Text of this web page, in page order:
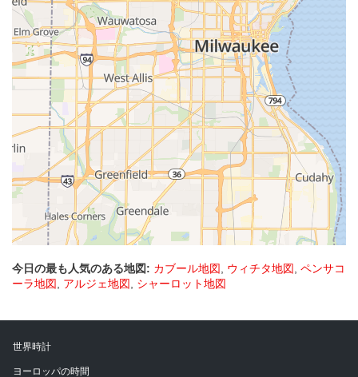
今日の最も人気のある地図: カブール地図, ウィチタ地図, ペンサコ
ーラ地図, アルジェ地図, シャーロット地図
世界時計
ヨーロッパの時間